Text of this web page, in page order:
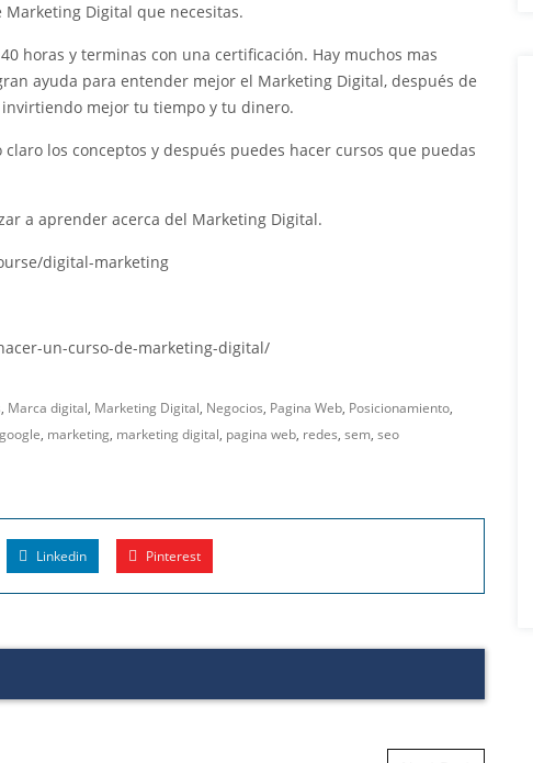
Digital que necesitas.
horas y terminas con una certificación. Hay muchos mas
ayuda para entender mejor el Marketing Digital, después de
mejor tu tiempo y tu dinero.
los conceptos y después puedes hacer cursos que puedas
a aprender acerca del Marketing Digital.
digital-marketing
un-curso-de-marketing-digital/
, Marca digital, Marketing Digital, Negocios, Pagina Web, Posicionamiento,
google, marketing, marketing digital, pagina web, redes, sem, seo
Linkedin Pinterest